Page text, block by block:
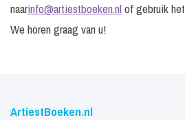
naarinfo@artiestboeken.nlof gebruik het
We horen graag van u!
ArtiestBoeken.nl